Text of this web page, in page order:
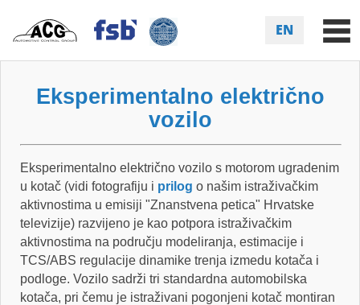
EN
Eksperimentalno električno
vozilo
Eksperimentalno električno vozilo s motorom ugradenim
u kotač (vidi fotografiju i prilog o našim istraživačkim
aktivnostima u emisiji "Znanstvena petica" Hrvatske
televizije) razvijeno je kao potpora istraživačkim
aktivnostima na području modeliranja, estimacije i
TCS/ABS regulacije dinamike trenja izmedu kotača i
podloge. Vozilo sadrži tri standardna automobilska
kotača, pri čemu je istraživani pogonjeni kotač montiran